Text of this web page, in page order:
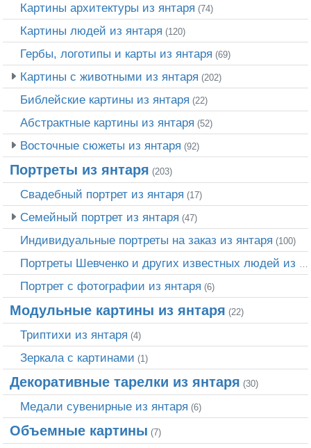
Картины архитектуры из янтаря (74)
Картины людей из янтаря (120)
Гербы, логотипы и карты из янтаря (69)
Картины с животными из янтаря (202)
Библейские картины из янтаря (22)
Абстрактные картины из янтаря (52)
Восточные сюжеты из янтаря (92)
Портреты из янтаря (203)
Свадебный портрет из янтаря (17)
Семейный портрет из янтаря (47)
Индивидуальные портреты на заказ из янтаря (100)
Портреты Шевченко и других известных людей из янтаря
Портрет c фотографии из янтаря (6)
Модульные картины из янтаря (22)
Триптихи из янтаря (4)
Зеркала с картинами (1)
Декоративные тарелки из янтаря (30)
Медали сувенирные из янтаря (6)
Объемные картины (7)